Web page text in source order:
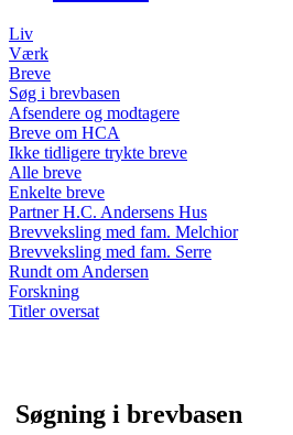
Liv
Værk
Breve
Søg i brevbasen
Afsendere og modtagere
Breve om HCA
Ikke tidligere trykte breve
Alle breve
Enkelte breve
Partner H.C. Andersens Hus
Brevveksling med fam. Melchior
Brevveksling med fam. Serre
Rundt om Andersen
Forskning
Titler oversat
Søgning i brevbasen